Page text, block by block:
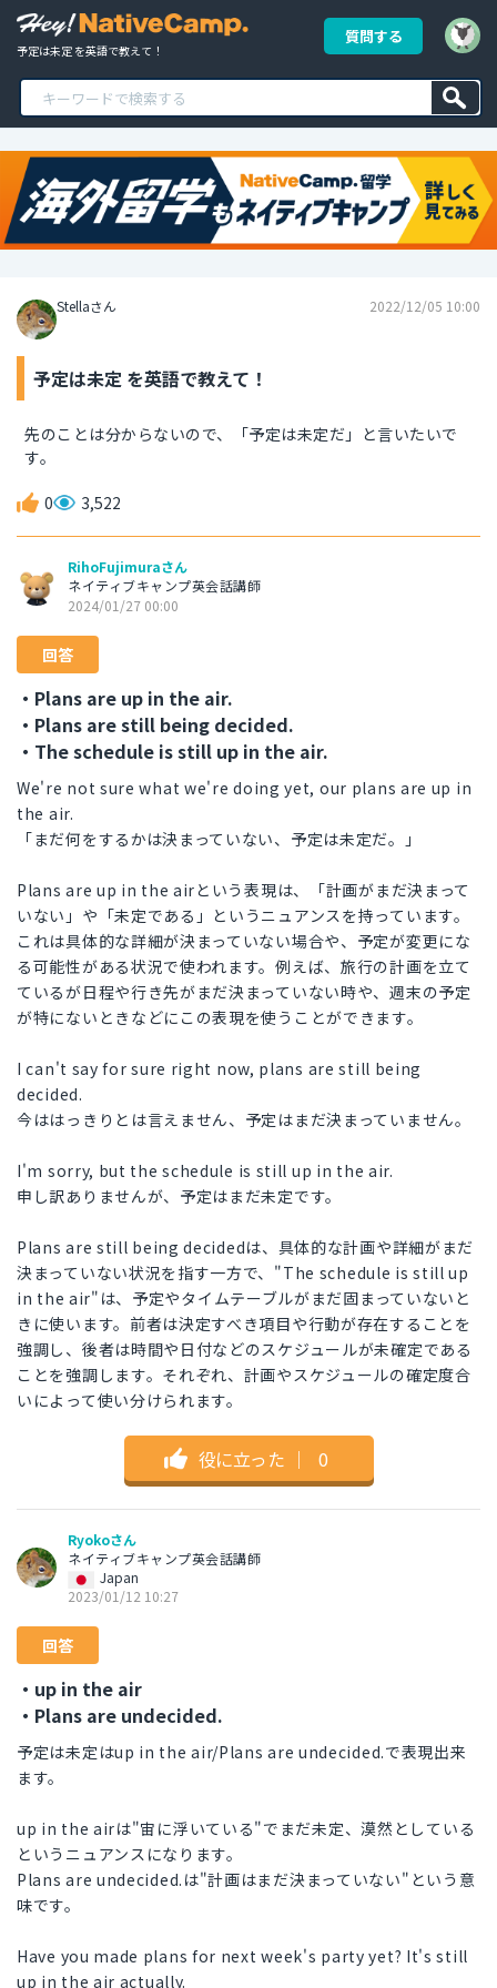
予定は未定 を英語で教えて！
質問する
Stellaさん 2022/12/05 10:00
予定は未定 を英語で教えて！
先のことは分からないので、「予定は未定だ」と言いたいで
す。
0 3,522
RihoFujimuraさん
ネイティブキャンプ英会話講師
2024/01/27 00:00
回答
・Plans are up in the air.
・Plans are still being decided.
・The schedule is still up in the air.
We're not sure what we're doing yet, our plans are up in
the air.
「まだ何をするかは決まっていない、予定は未定だ。」
Plans are up in the airという表現は、「計画がまだ決まって
いない」や「未定である」というニュアンスを持っています。
これは具体的な詳細が決まっていない場合や、予定が変更にな
る可能性がある状況で使われます。例えば、旅行の計画を立て
ているが日程や行き先がまだ決まっていない時や、週末の予定
が特にないときなどにこの表現を使うことができます。
I can't say for sure right now, plans are still being
decided.
今ははっきりとは言えません、予定はまだ決まっていません。
I'm sorry, but the schedule is still up in the air.
申し訳ありませんが、予定はまだ未定です。
Plans are still being decidedは、具体的な計画や詳細がまだ
決まっていない状況を指す一方で、"The schedule is still up
in the air"は、予定やタイムテーブルがまだ固まっていないと
きに使います。前者は決定すべき項目や行動が存在することを
強調し、後者は時間や日付などのスケジュールが未確定である
ことを強調します。それぞれ、計画やスケジュールの確定度合
いによって使い分けられます。
役に立った ｜ 0
Ryokoさん
ネイティブキャンプ英会話講師
Japan
2023/01/12 10:27
回答
・up in the air
・Plans are undecided.
予定は未定はup in the air/Plans are undecided.で表現出来
ます。
up in the airは"宙に浮いている"でまだ未定、漠然としている
というニュアンスになります。
Plans are undecided.は"計画はまだ決まっていない"という意
味です。
Have you made plans for next week's party yet? It's still
up in the air actually.